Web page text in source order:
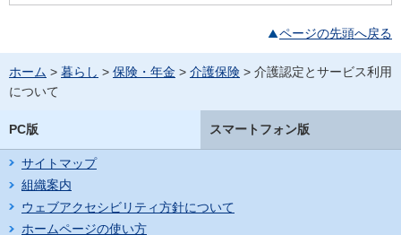
ページの先頭へ戻る
ホーム > 暮らし > 保険・年金 > 介護保険 > 介護認定とサービス利用
について
PC版 スマートフォン版
サイトマップ
組織案内
ウェブアクセシビリティ方針について
ホームページの使い方